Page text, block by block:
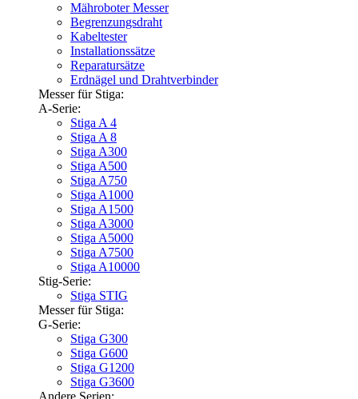
Mähroboter Messer
Begrenzungsdraht
Kabeltester
Installationssätze
Reparatursätze
Erdnägel und Drahtverbinder
Messer für Stiga:
A-Serie:
Stiga A 4
Stiga A 8
Stiga A300
Stiga A500
Stiga A750
Stiga A1000
Stiga A1500
Stiga A3000
Stiga A5000
Stiga A7500
Stiga A10000
Stig-Serie:
Stiga STIG
Messer für Stiga:
G-Serie:
Stiga G300
Stiga G600
Stiga G1200
Stiga G3600
Andere Serien: